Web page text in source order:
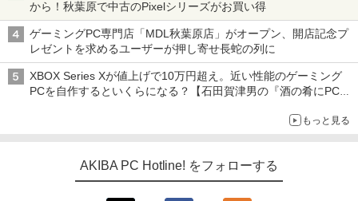
から！秋葉原で中古のPixelシリーズがお買い得
ゲーミングPC専門店「MDL秋葉原店」がオープン、開店記念プ
レゼントを求めるユーザーが押し寄せ長蛇の列に
XBOX Series Xが値上げで10万円超え。近い性能のゲーミング
PCを自作するといくらになる？【石田賀津男の『酒の肴にPCゲ
もっと見る
AKIBA PC Hotline! をフォローする